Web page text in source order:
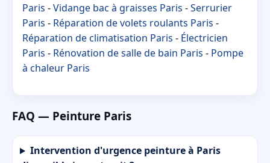
Paris -Vidange bac à graisses Paris -Serrurier
Paris - Réparation de volets roulants Paris -
Réparation de climatisation Paris - Électricien
Paris - Rénovation de salle de bain Paris - Pompe
à chaleur Paris
FAQ — Peinture Paris
Intervention d'urgence peinture à Paris